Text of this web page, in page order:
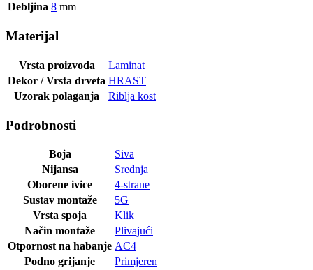
Debljina 8 mm
Materijal
Vrsta proizvoda
Laminat
Dekor / Vrsta drveta HRAST
Uzorak polaganja
Riblja kost
Podrobnosti
Boja
Siva
Nijansa
Srednja
Oborene ivice
4-strane
Sustav montaže
5G
Vrsta spoja
Klik
Način montaže
Plivajući
Otpornost na habanje AC4
Podno grijanje
Primjeren